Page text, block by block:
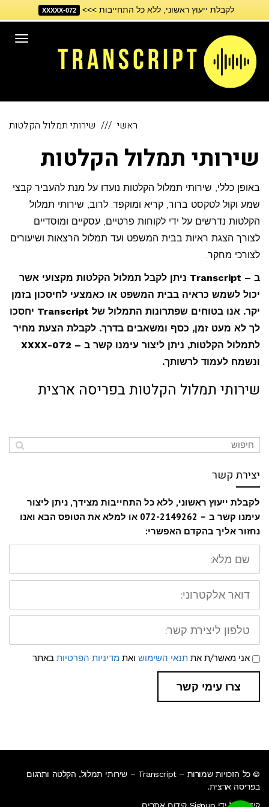
לקבלת ייעוץ ראשוני, ללא כל התחייבות >>> 072-XXXXX
ראשי שירותי תמלול הקלטות
שירותי תמלול הקלטות
באופן כללי, שירותי תמלול הקלטות נועדו על מנת להעביר קבצי
שמע וקול לטקסט ברור, קריא ומוקפד. לרוב, שירותי תמלול
הקלטות נדרשים על ידי לקוחות פרטיים, עסקיים ומוסדיים
לצורך הצגת ראיות בבית המשפט ועד תמלול הרצאות ושיעורים
לצורכי מחקר.
ב – Transcript ניתן לקבל תמלול הקלטות מקצועי אשר
יכול לשמש כראיה בבית המשפט או כאמצעי לחיסכון בזמן
יקר. אנו בטוחים שפתרונות התמלול של Transcript יחסכו
לך לא מעט זמן, כסף ומשאבים בדרך. לקבלת הצעת מחיר
לתמלול הקלטות, ניתן ליצור עימנו קשר ב – 072-XXXX
ונשמח לעמוד לרשותך.
שירותי תמלול הקלטות בפריסה ארצית
יצירת קשר
לקבלת ייעוץ ראשוני, ללא כל התחייבות מצידך, ניתן ליצור
עימנו קשר ב – 072-2149262 או למלא את הטופס הבא ואנו
נחזור אליך בהקדם האפשרי:
שם
מלא:
דואר
אלקטרוני:
טלפון
ליצירת
קשר:
תנאי
שימוש
ומדיניות
פרטיות
אני מאשר/ת את תנאי השימוש ואת מדיניות הפרטיות באתר
צרו עימי קשר
© כל הזכויות שמורות – Transcript – שירותי תמלול, הקלטה ותרגום
בפריסה ארצית.